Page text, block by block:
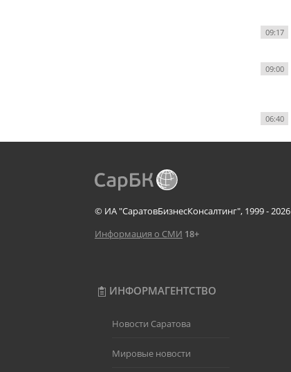
09:17
09:00
06:40
© ИА "СаратовБизнесКонсалтинг", 1999 - 2026
Информация о СМИ 18+
ИНФОРМАГЕНТСТВО
Новости Саратова
Мировые новости